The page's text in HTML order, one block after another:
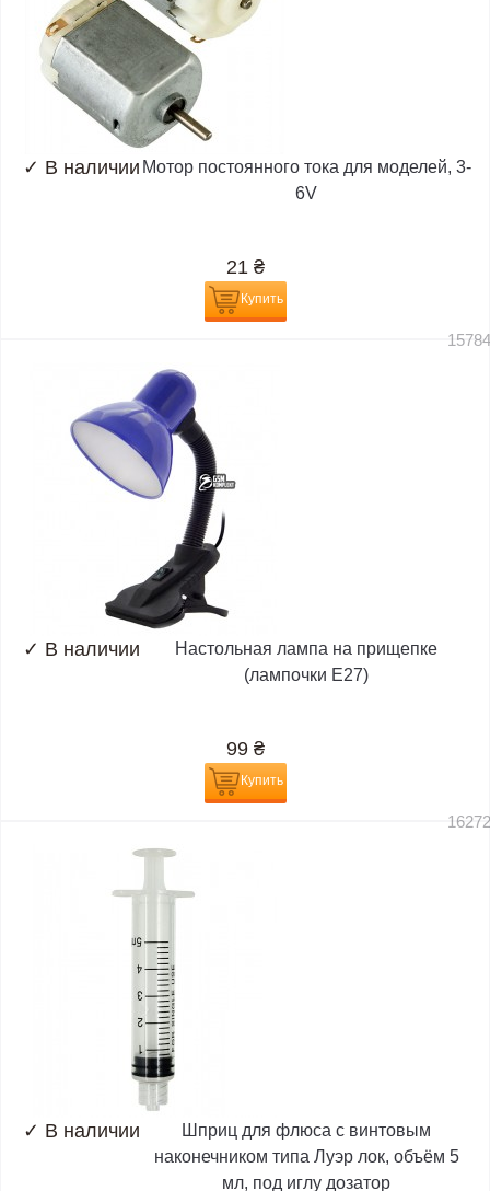
✓ В наличии Мотор постоянного тока для моделей, 3-
6V
21 ₴
Купить
✓ В наличии
Настольная лампа на прищепке
(лампочки E27)
99 ₴
Купить
✓ В наличии
Шприц для флюса с винтовым
наконечником типа Луэр лок, объём 5
мл, под иглу дозатор